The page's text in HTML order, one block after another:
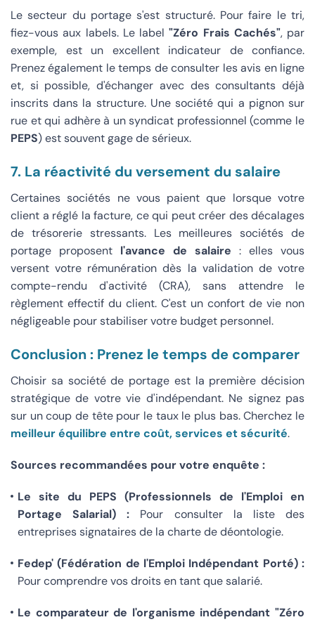
Le secteur du portage s'est structuré. Pour faire le tri,
fiez-vous aux labels. Le label"Zéro Frais Cachés", par
exemple, est un excellent indicateur de confiance.
Prenez également le temps de consulter les avis en ligne
et, si possible, d'échanger avec des consultants déjà
inscrits dans la structure. Une société qui a pignon sur
rue et qui adhère à un syndicat professionnel (comme le
PEPS) est souvent gage de sérieux.
7. La réactivité du versement du salaire
Certaines sociétés ne vous paient que lorsque votre
client a réglé la facture, ce qui peut créer des décalages
de trésorerie stressants. Les meilleures sociétés de
portage proposent l'avance de salaire : elles vous
versent votre rémunération dès la validation de votre
compte-rendu d'activité (CRA), sans attendre le
règlement effectif du client. C'est un confort de vie non
négligeable pour stabiliser votre budget personnel.
Conclusion : Prenez le temps de comparer
Choisir sa société de portage est la première décision
stratégique de votre vie d'indépendant. Ne signez pas
sur un coup de tête pour le taux le plus bas. Cherchez le
meilleur équilibre entre coût, services et sécurité.
Sources recommandées pour votre enquête :
Le site du PEPS (Professionnels de l'Emploi en
Portage Salarial) : Pour consulter la liste des
entreprises signataires de la charte de déontologie.
Fedep' (Fédération de l'Emploi Indépendant Porté) :
Pour comprendre vos droits en tant que salarié.
Le comparateur de l'organisme indépendant "Zéro